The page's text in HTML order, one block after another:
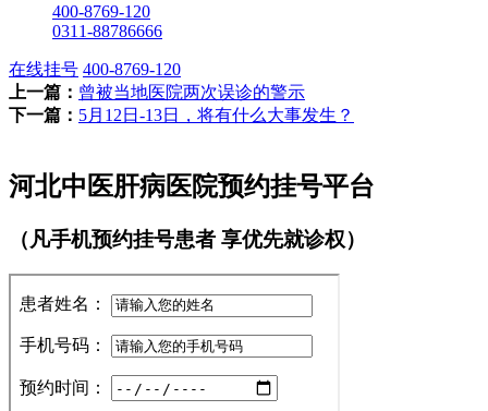
400-8769-120
0311-88786666
在线挂号 400-8769-120
上一篇： 曾被当地医院两次误诊的警示
下一篇： 5月12日-13日，将有什么大事发生？
河北中医肝病医院预约挂号平台
（凡手机预约挂号患者 享优先就诊权）